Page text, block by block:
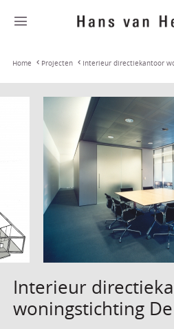
Home Projecten Interieur directiekantoor
Interieur
woningstichting